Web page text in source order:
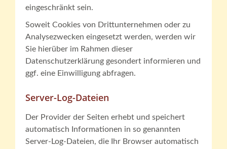
eingeschränkt sein.
Soweit Cookies von Drittunternehmen oder zu
Analysezwecken eingesetzt werden, werden wir
Sie hierüber im Rahmen dieser
Datenschutzerklärung gesondert informieren und
ggf. eine Einwilligung abfragen.
Server-Log-Dateien
Der Provider der Seiten erhebt und speichert
automatisch Informationen in so genannten
Server-Log-Dateien, die Ihr Browser automatisch